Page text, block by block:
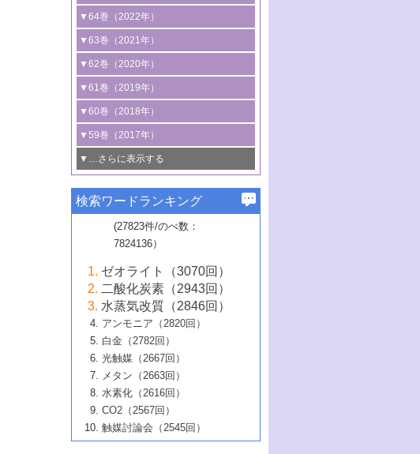
3号 有機分子変換やCO 資源化のための
光触媒に関する最近の研究
B号 第137回触媒討論会（2026年）
2号 水素製造のための水分解技術に関す
る最近の研究
3号 オレフィン系樹脂の精密合成に関す
る最新技術
4号 アルコール類の効率的変換を実現す
る非貴金属触媒の研究動向
5号 ゼオライトの合成と応用における研
究動向
6号 ヘテロ接合界面
B号 第135回触媒討論会（2025年）
2号 規制反応場を活用した固体触媒研究
の新展開
3号 未踏分子変換を目指した酸化触媒プ
ロセスの最前線
4号 シンクロトロン放射光および中性子
線を利用した触媒解析技術の最先端
5号 単原子触媒
6号 参照触媒委員会からのお知らせ
B号 第133回触媒討論会（2023年）
1号 炭素が関わる触媒機能
2号 プラスチックケミカルリサイクルの
ための触媒技術
3号 非酸化物系金属化合物を基盤とした
触媒材料の開発
4号 格子酸素・格子酸素欠陥を利用した
触媒反応
5号 生体触媒によるエネルギー変換反応
6号 窒素とリンの循環のための触媒・機
能性材料
▼64巻（2022年）
1号 合成ガス製造とCOを用いるケミカル
ズ合成の最新動向
2号 化学品合成のための合金触媒開発
3号 CO の排出削減および有効活用のた
めの触媒技術
4号 若手による情報発信企画～とびたて
若き触媒の研究者たち～（1）
若き触媒の研究者たち～（2）
6号 石油のノーブル・ユースを志向した
触媒技術
大学：オンライン・対面開催）
▼63巻（2021年）
1号 金触媒の新展開
2号 ペロブスカイト
3号 特殊反応場を利用した触媒的分子変
換反応
4号 多孔質材料を用いた触媒の新展開
5号 情報学的手法を用いた触媒開発
6号 カーボンニュートラルに向けた電解
技術
B号 第127回触媒討論会（2021年・オン
ライン開催(Zoom)のみ）
▼62巻（2020年）
1号 触媒設計を拓く欠陥構造のキャラク
タリゼーション
2号 機能化学品製造に資するクリーンな
触媒的酸化反応
3号 水処理のための触媒化学
4号 光触媒を用いた水分解の最新の研究
動向
5号 次世代の触媒プロセスを支えるマイ
6号 メタン転換技術の最新動向
B号 第125回触媒討論会（2020年・工学
院大学）
▼61巻（2019年）
1号 物質移動制御に着目した触媒プロセ
ス開発
2号 CO2 フリー水素サプライチェーンに
関わる触媒開発動向
3号 精密高分子合成に関する最近の研究
動向
4号 バイオマス化成品製造のための触媒
5号 固体触媒による含窒素有機化合物変
換の最前線
6号 貴金属使用量低減に向けた自動車排
ガス浄化触媒の開発
B号 第123回触媒討論会（2019年・大阪
▼60巻（2018年）
1号 固体酸触媒の最新の研究動向
2号 二酸化炭素からの有用化学品合成
3号 ナノ粒子・クラスター触媒の最前線
4号 60周年記念企画
5号 進化するゼオライト合成技術
6号 非貴金属系触媒における電気化学的
B号 第121回触媒討論会（2018年・東京
大学）
▼59巻（2017年）
1号 いたるところに，触媒
最先端技術
3号 無機分離膜材料の開発と触媒反応プ
ロセスへの適用
5号 水素のふるまいを解き明かす最先端
研究
6号 低級アルカンの有効利用のための触
媒技術
B号 第119回触媒討論会（2017年・首都
大学東京）
▼…さらに表示する
1号 ユニークな構造の高分子を生み出す触
2号 リグニンからの化成品製造に向けた触
媒技術
3号 触媒研究の最先端～とびたて若き研究
者たち～（1）
4号 触媒研究の最先端～とびたて若き研究
者たち～（2）
5号 触媒研究の最先端～とびたて若き研究
者たち～（3）
6号 イオニクス材料と燃料電池・電解合成
の最新の研究動向
B号 第117回触媒討論会（2016年・大阪府
▼57巻（2015年）
1号 水素キャリアにかかわる触媒技術の新
2号 石油精製用触媒の最近の進展
3号 固体酸化物形燃料電池（SOFC）におけ
るアノード触媒上での燃料直接改質技術
4号 コアシェル構造の制御による触媒機能
5号 工業触媒およびその周辺技術の最近の
進歩
6号 ナノシート
B号 第115回触媒討論会（2015年・成蹊大
▼56巻（2014年）
2号 光触媒反応機構に関する最新の研究動
向
開発動向
4号 人工光合成に向けた近年のアプローチ
5号 未利用熱エネルギーの有効活用に貢献
する触媒技術
6号 ポリオキソメタレート
B号 第113回触媒討論会（2014年・ロワジ
1号 高耐久性燃料電池システム用触媒にお
ける新展開
2号 リビングラジカル重合の最近の動向
3号 天然ガスの化学工業的展開に関する触
媒技術
4号 貴金属触媒の精密構造制御とその活用
5号 バイオマス化成品製造のための固体触
6号 ナノ空間─吸着状態解析から新機能開拓
▼54巻（2012年）
1号 規則性多孔体の利用技術における最近
の進歩
2号 第109回触媒討論会
3号 貴金属低減技術の最新動向
4号 貴金属代替技術の最新動向
5号 光触媒による物質変換反応の新展開
6号 グラフェン
▼53巻（2011年）
1号 金属学から見る合金触媒の新展開
2号 第107回触媒討論会
3号 触媒のその場観察法の進歩（１）
4号 触媒のその場観察法の進歩（２）
5号 不活性結合の触媒的活性化による有機
合成
▼52巻（2010年）
1号 触媒の劣化対策と長寿命触媒開発
2号 第105回触媒討論会
3号 ナノ構造が拓く新機能
4号 活性サイトおよびその環境の精密な設
計による触媒の高機能化
1号 炭素材料－熱い注目を集める材料－
2号 第103回触媒討論会
3号 環境浄化用光触媒の現状と課題
4号 水素社会の実現に向けた水素製造・貯
▼50巻（2008年）
1号 触媒化学と学会のこの10年，半世紀，
そして未来
2号 第101回触媒討論会
▼49巻（2007年）
1号 含フッ素化合物の合成と触媒
2号 第99回触媒討論会
▼48巻（2006年）
1号 固体酸触媒の最近の進歩
検索ワードランキング
(27823件/のべ数：
7824136）
ゼオライト（3070回）
二酸化炭素（2943回）
水蒸気改質（2846回）
アンモニア（2820回）
白金（2782回）
光触媒（2667回）
メタン（2663回）
水素化（2616回）
CO2（2567回）
触媒討論会（2545回）